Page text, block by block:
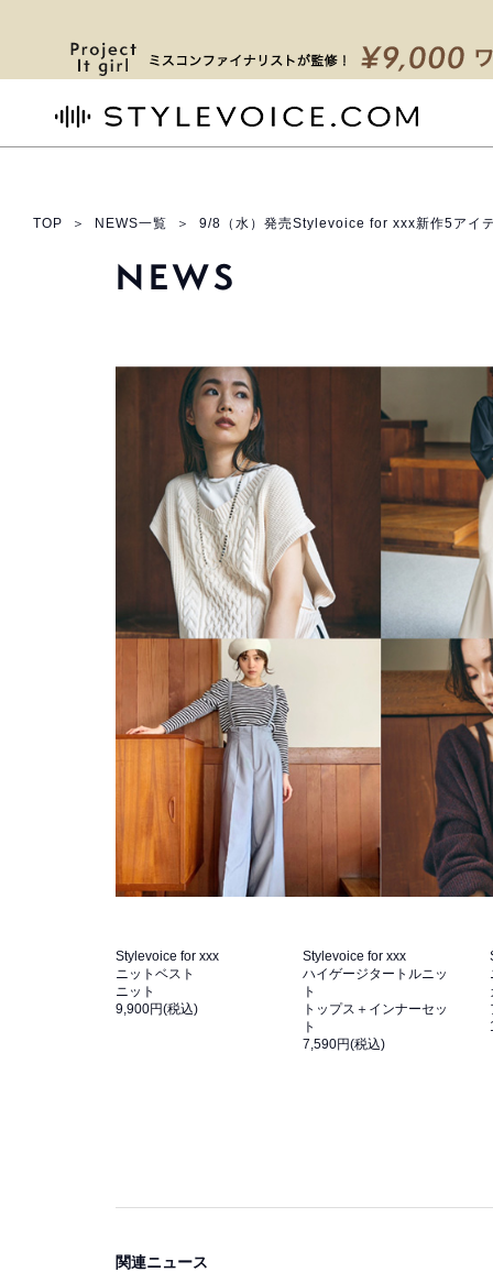
TOP ＞ NEWS一覧 ＞ 9/8（水）発売Stylevoice for xxx新作5アイ
NEWS
Stylevoice for xxx
ニットベスト
ニット
9,900円(税込)
Stylevoice for xxx
ハイゲージタートルニッ
ト
トップス＋インナーセッ
ト
7,590円(税込)
関連ニュース